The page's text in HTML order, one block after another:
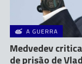
A GUERRA
Medvedev
de prisão de